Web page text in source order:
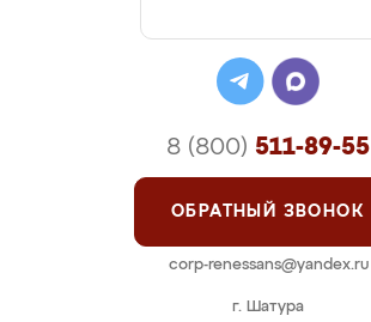
г. Шатура
8 (800) 511-89-55
ОБРАТНЫЙ ЗВОНОК
corp-renessans@yandex.ru